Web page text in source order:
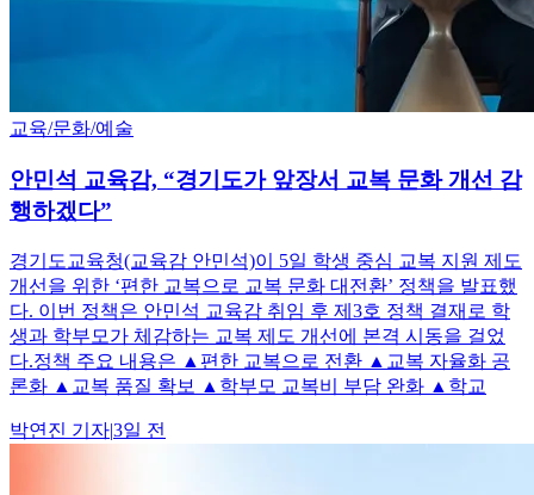
교육/문화/예술
안민석 교육감, “경기도가 앞장서 교복 문화 개선 감
행하겠다”
경기도교육청(교육감 안민석)이 5일 학생 중심 교복 지원 제도
개선을 위한 ‘편한 교복으로 교복 문화 대전환’ 정책을 발표했
다. 이번 정책은 안민석 교육감 취임 후 제3호 정책 결재로 학
생과 학부모가 체감하는 교복 제도 개선에 본격 시동을 걸었
다.정책 주요 내용은 ▲편한 교복으로 전환 ▲교복 자율화 공
론화 ▲교복 품질 확보 ▲학부모 교복비 부담 완화 ▲학교
박연진 기자|3일 전